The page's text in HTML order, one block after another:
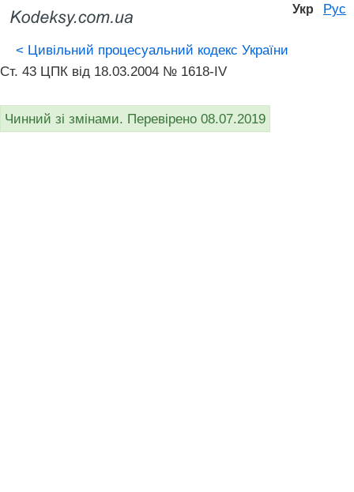
Укр Рус
< Цивільний процесуальний кодекс України
Ст. 43 ЦПК від 18.03.2004 № 1618-IV
Чинний зі змінами. Перевірено 08.07.2019